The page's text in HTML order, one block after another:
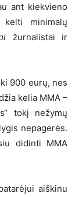
ant kiekvieno
minimalų
žurnalistai ir
900 eurų, nes
kelia MMA –
tokį nežymų
nepagerės.
didinti MMA
aiškinu